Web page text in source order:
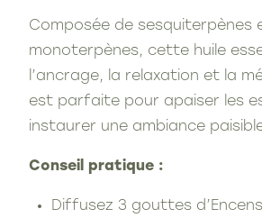
Composée de sesquiterpènes
monoterpènes, cette huile
l’ancrage, la relaxation et la
est parfaite pour apaiser les
instaurer une ambiance
Conseil pratique :
Diffusez 3 gouttes